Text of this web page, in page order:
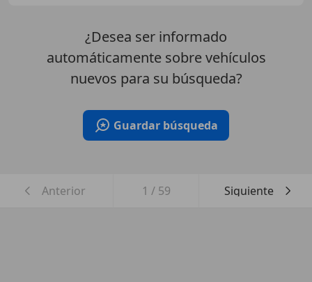
¿Desea ser informado
automáticamente sobre vehículos
nuevos para su búsqueda?
Guardar búsqueda
Anterior 1 / 59 Siguiente